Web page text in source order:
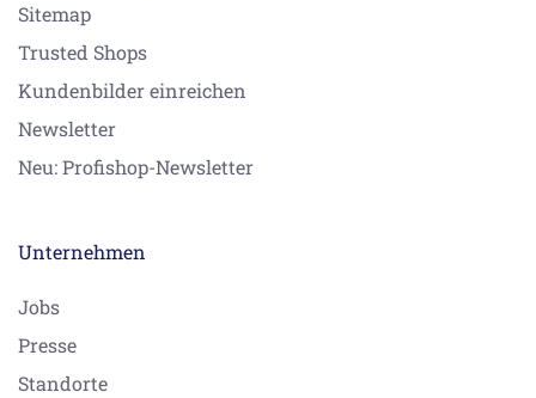
Sitemap
Trusted Shops
Kundenbilder einreichen
Newsletter
Neu: Profishop-Newsletter
Unternehmen
Jobs
Presse
Standorte